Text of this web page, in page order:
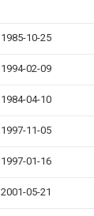
1985-10-25
1994-02-09
1984-04-10
1997-11-05
1997-01-16
2001-05-21